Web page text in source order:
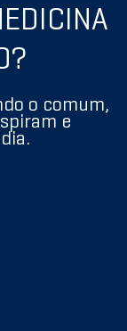
o comum,
e